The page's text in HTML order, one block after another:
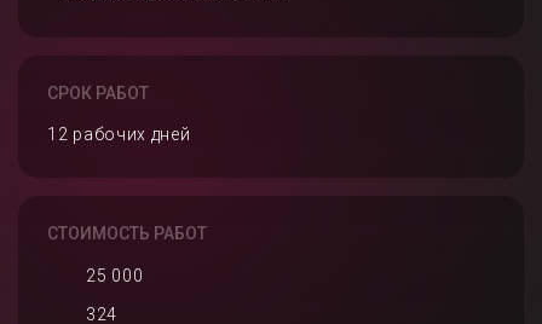
СРОК РАБОТ
12 рабочих дней
СТОИМОСТЬ РАБОТ
25 000
324